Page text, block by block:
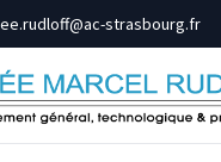
strasbourg.fr